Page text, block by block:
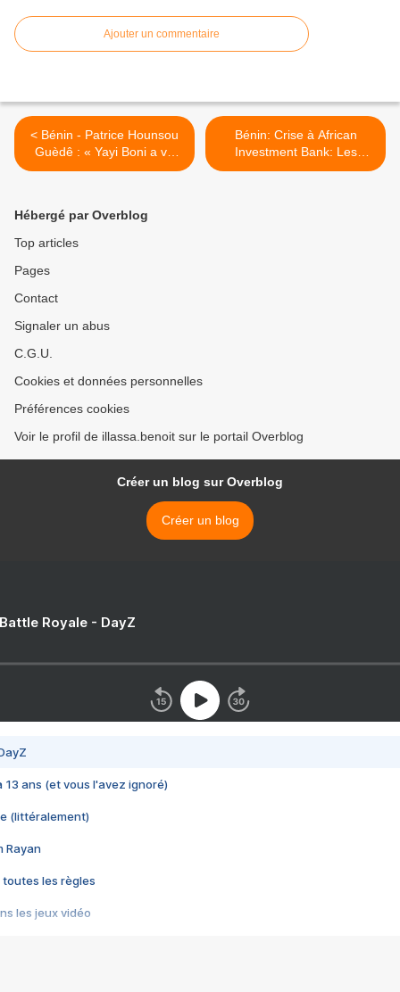
Ajouter un commentaire
< Bénin - Patrice Hounsou
Guèdê : « Yayi Boni a vu
venir un danger en 2011 »
Bénin: Crise à African
Investment Bank: Les
proches de Boni Yayi sont-
Hébergé par Overblog
Top articles
Pages
Contact
Signaler un abus
C.G.U.
Cookies et données personnelles
Préférences cookies
Voir le profil de illassa.benoit sur le portail Overblog
Créer un blog sur Overblog
Créer un blog
Royale - DayZ
13 ans (et vous l'avez ignoré)
(littéralement)
Rayan
toutes les règles
les jeux vidéo